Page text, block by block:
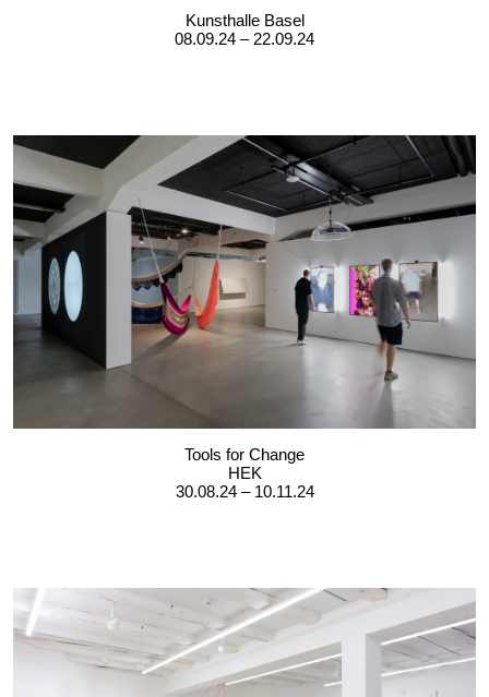
Kunsthalle Basel
08.09.24 – 22.09.24
Tools for Change
HEK
30.08.24 – 10.11.24